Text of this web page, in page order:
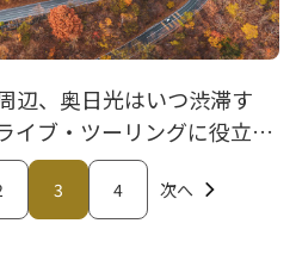
辺、奥日光はいつ渋滞す
イブ・ツーリングに役立つ
3 4 次へ